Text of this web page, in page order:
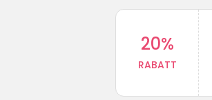
20%
RABATT